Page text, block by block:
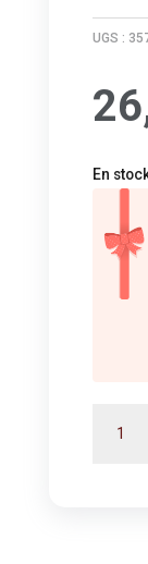
UGS :
En